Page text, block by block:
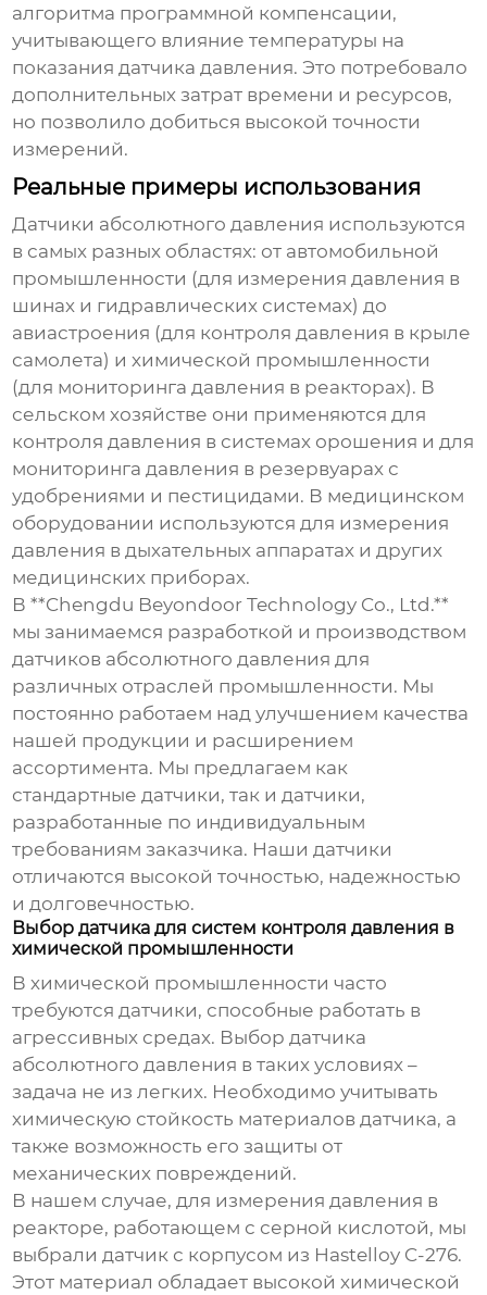
алгоритма программной компенсации,
учитывающего влияние температуры на
показания датчика давления. Это потребовало
дополнительных затрат времени и ресурсов,
но позволило добиться высокой точности
измерений.
Реальные примеры использования
Датчики абсолютного давления используются
в самых разных областях: от автомобильной
промышленности (для измерения давления в
шинах и гидравлических системах) до
авиастроения (для контроля давления в крыле
самолета) и химической промышленности
(для мониторинга давления в реакторах). В
сельском хозяйстве они применяются для
контроля давления в системах орошения и для
мониторинга давления в резервуарах с
удобрениями и пестицидами. В медицинском
оборудовании используются для измерения
давления в дыхательных аппаратах и других
медицинских приборах.
В **Chengdu Beyondoor Technology Co., Ltd.**
мы занимаемся разработкой и производством
датчиков абсолютного давления для
различных отраслей промышленности. Мы
постоянно работаем над улучшением качества
нашей продукции и расширением
ассортимента. Мы предлагаем как
стандартные датчики, так и датчики,
разработанные по индивидуальным
требованиям заказчика. Наши датчики
отличаются высокой точностью, надежностью
и долговечностью.
Выбор датчика для систем контроля давления в
химической промышленности
В химической промышленности часто
требуются датчики, способные работать в
агрессивных средах. Выбордатчика
абсолютного давления в таких условиях –
задача не из легких. Необходимо учитывать
химическую стойкость материалов датчика, а
также возможность его защиты от
механических повреждений.
В нашем случае, для измерения давления в
реакторе, работающем с серной кислотой, мы
выбрали датчик с корпусом из Hastelloy C-276.
Этот материал обладает высокой химической